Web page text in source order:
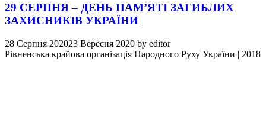
29 СЕРПНЯ – ДЕНЬ ПАМ’ЯТІ ЗАГИБЛИХ
ЗАХИСНИКІВ УКРАЇНИ
28 Серпня 202023 Вересня 2020 by editor
Рівненська крайова організація Народного Руху України | 2018